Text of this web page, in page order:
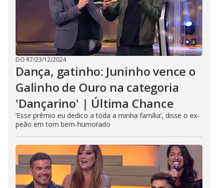
DO R7/23/12/2024
Dança, gatinho: Juninho vence o
Galinho de Ouro na categoria
'Dançarino' | Última Chance
‘Esse prêmio eu dedico a toda a minha família’, disse o ex-
peão em tom bem-humorado